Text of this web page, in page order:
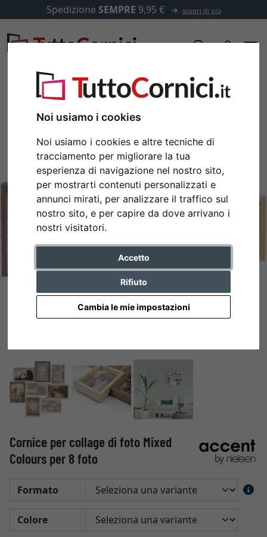
Noi usiamo i cookies
Noi usiamo i cookies e altre tecniche di
tracciamento per migliorare la tua
esperienza di navigazione nel nostro sito,
per mostrarti contenuti personalizzati e
annunci mirati, per analizzare il traffico sul
nostro sito, e per capire da dove arrivano i
nostri visitatori.
Accetto
Rifiuto
Cambia le mie impostazioni
Spedizione SEMPRE 9,95 € scopri di più
Indietro
Cornice per collage di foto Mixed
Colours per 8 foto
Formato
Colore